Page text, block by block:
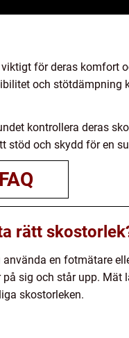
för deras komfort
och stötdämpning
kontrollera deras
stöd och skydd för en
FAQ
rätt
en fotmätare
sig och står upp.
skostorleken.